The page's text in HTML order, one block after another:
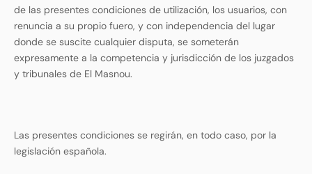
de las presentes condiciones de utilización, los usuarios, con
renuncia a su propio fuero, y con independencia del lugar
donde se suscite cualquier disputa, se someterán
expresamente a la competencia y jurisdicción de los juzgados
y tribunales de El Masnou.
Las presentes condiciones se regirán, en todo caso, por la
legislación española.